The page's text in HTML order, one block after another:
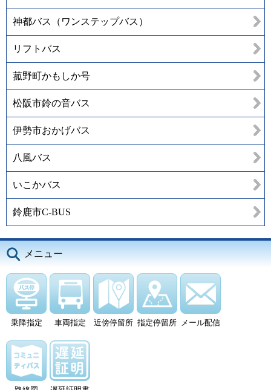
神都バス（ワンステップバス）
リフトバス
菰野町かもしか号
松阪市鈴の音バス
伊勢市おかげバス
八風バス
いこかバス
鈴鹿市C-BUS
メニュー
乗降指定 車両指定 近傍停留所 指定停留所 メール配信